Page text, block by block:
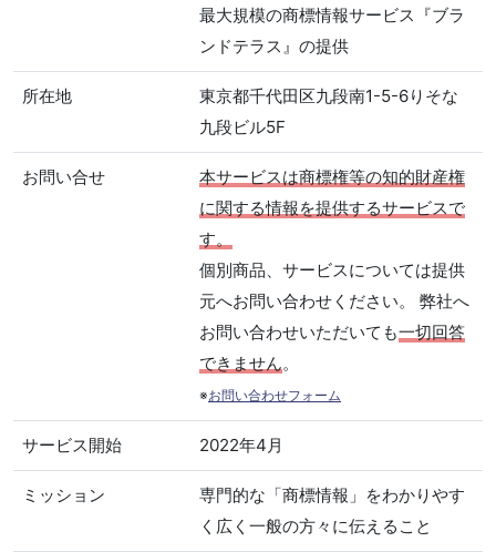
最大規模の商標情報サービス『ブラ
ンドテラス』の提供
所在地
東京都千代田区九段南1-5-6りそな
九段ビル5F
お問い合せ
本サービスは商標権等の知的財産権
に関する情報を提供するサービスで
す。
個別商品、サービスについては提供
元へお問い合わせください。 弊社へ
お問い合わせいただいても一切回答
できません。
※お問い合わせフォーム
サービス開始 2022年4月
ミッション
専門的な「商標情報」をわかりやす
く広く一般の方々に伝えること